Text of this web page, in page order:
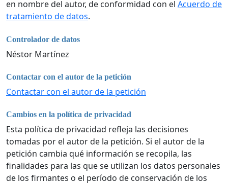
en nombre del autor, de conformidad con el Acuerdo de
tratamiento de datos.
Controlador de datos
Néstor Martínez
Contactar con el autor de la petición
Contactar con el autor de la petición
Cambios en la política de privacidad
Esta política de privacidad refleja las decisiones
tomadas por el autor de la petición. Si el autor de la
petición cambia qué información se recopila, las
finalidades para las que se utilizan los datos personales
de los firmantes o el período de conservación de los